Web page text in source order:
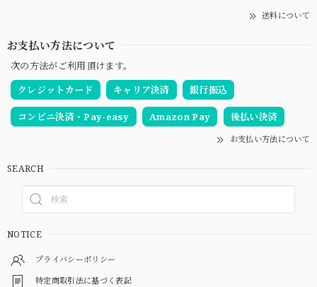
送料について
お支払い方法について
次の方法がご利用頂けます。
クレジットカード
キャリア決済 銀行振込
コンビニ決済・Pay-easy Amazon Pay 後払い決済
お支払い方法について
SEARCH
NOTICE
プライバシーポリシー
特定商取引法に基づく表記